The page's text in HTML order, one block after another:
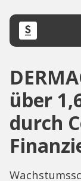
über
durch